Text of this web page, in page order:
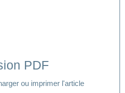
PDF
ou imprimer l'article
ici